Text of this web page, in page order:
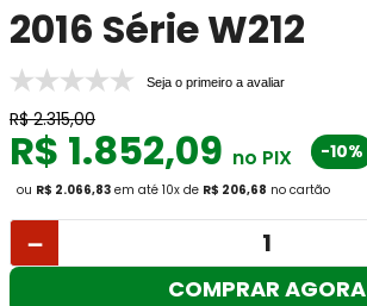
2016 Série W212
Seja o primeiro a avaliar
R$ 2.315,00
R$ 1.852,09 no PIX -10%
ou R$ 2.066,83 em até 10x de R$ 206,68 no cartão
－
COMPRAR AGORA